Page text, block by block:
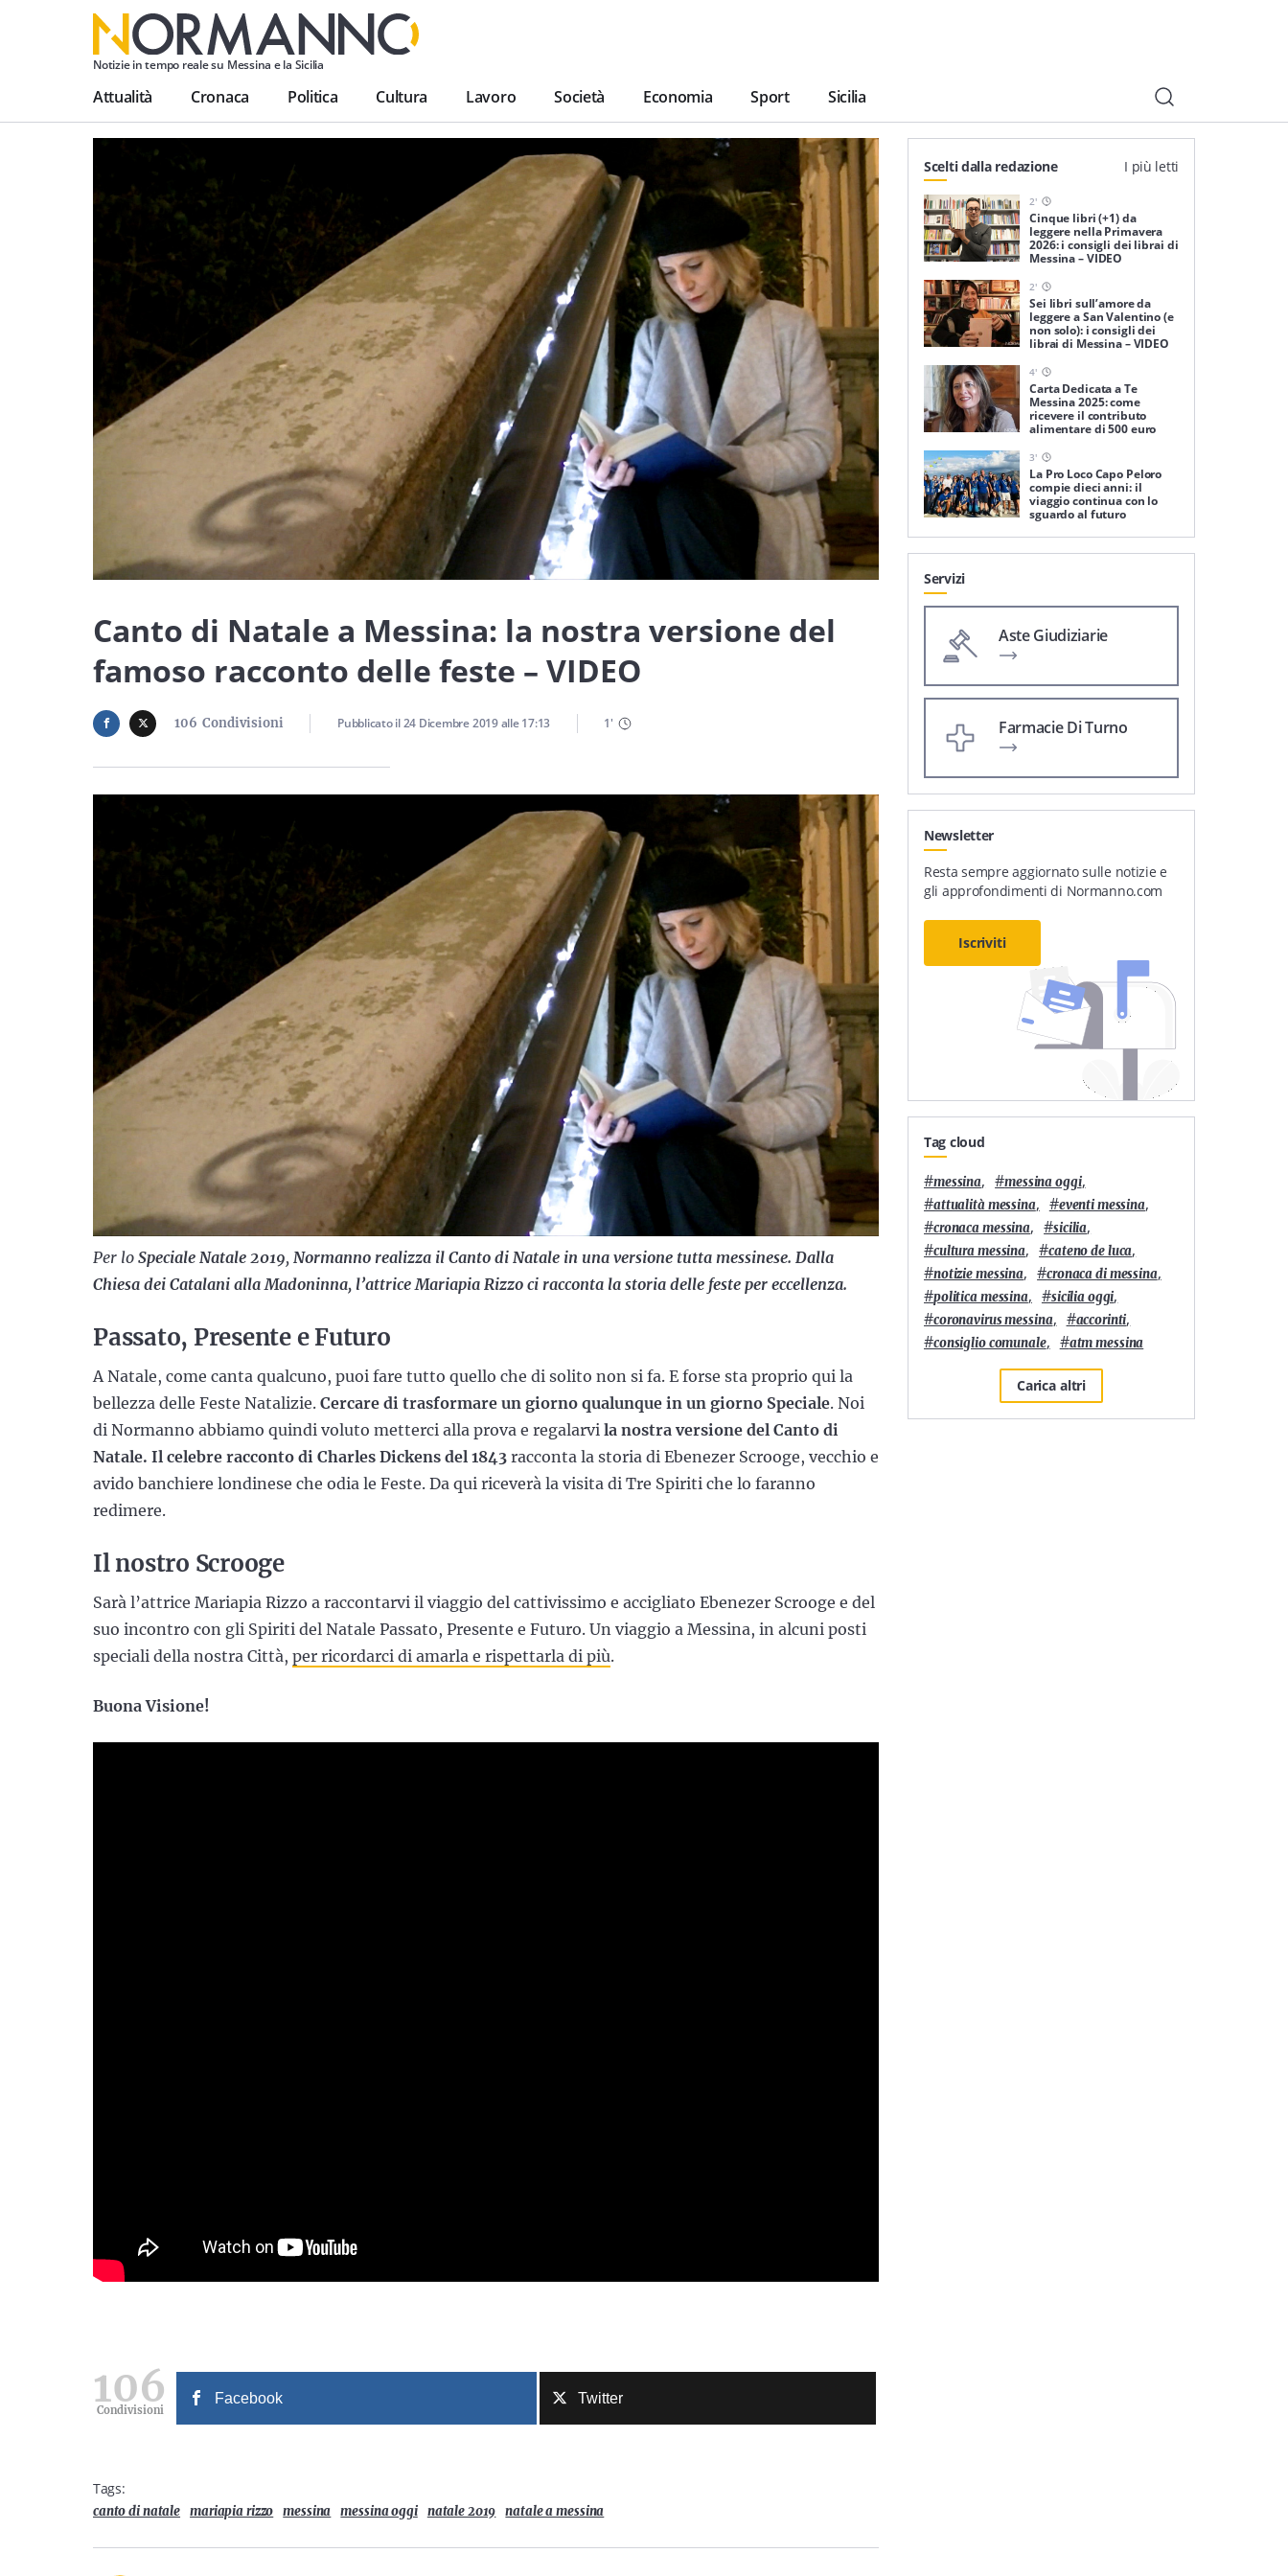
Notizie in tempo reale su Messina e la Sicilia
Attualità Cronaca Politica Cultura Lavoro Società Economia Sport Sicilia
Canto di Natale a Messina: la nostra versione del
famoso racconto delle feste – VIDEO
106 Condivisioni Pubblicato il24 Dicembre 2019alle17:13 1'
Per lo Speciale Natale 2019, Normanno realizza il Canto di Natale in una versione tutta messinese. Dalla
Chiesa dei Catalani alla Madoninna, l’attrice Mariapia Rizzo ci racconta la storia delle feste per eccellenza.
Passato, Presente e Futuro
A Natale, come canta qualcuno, puoi fare tutto quello che di solito non si fa. E forse sta proprio qui la
bellezza delle Feste Natalizie. Cercare di trasformare un giorno qualunque in un giorno Speciale. Noi
di Normanno abbiamo quindi voluto metterci alla prova e regalarvi la nostra versione del Canto di
Natale. Il celebre racconto di Charles Dickens del 1843 racconta la storia di Ebenezer Scrooge, vecchio e
avido banchiere londinese che odia le Feste. Da qui riceverà la visita di Tre Spiriti che lo faranno
redimere.
Il nostro Scrooge
Sarà l’attrice Mariapia Rizzo a raccontarvi il viaggio del cattivissimo e accigliato Ebenezer Scrooge e del
suo incontro con gli Spiriti del Natale Passato, Presente e Futuro. Un viaggio a Messina, in alcuni posti
speciali della nostra Città, per ricordarci di amarla e rispettarla di più.
Buona Visione!
106
Condivisioni
Facebook Twitter
Tags:
canto di natale mariapia rizzo messina messina oggi natale 2019 natale a messina
Scelti dalla redazione I più letti
2'
Cinque libri (+1) da
leggere nella Primavera
2026: i consigli dei librai di
Messina – VIDEO
2'
Sei libri sull’amore da
leggere a San Valentino (e
non solo): i consigli dei
librai di Messina – VIDEO
4'
Carta Dedicata a Te
Messina 2025: come
ricevere il contributo
alimentare di 500 euro
3'
La Pro Loco Capo Peloro
compie dieci anni: il
viaggio continua con lo
sguardo al futuro
Servizi
Aste Giudiziarie
Farmacie Di Turno
Newsletter
Resta sempre aggiornato sulle notizie e
gli approfondimenti di Normanno.com
Iscriviti
Tag cloud
#messina, #messina oggi,
#attualità messina, #eventi messina,
#cronaca messina, #sicilia,
#cultura messina, #cateno de luca,
#notizie messina, #cronaca di messina,
#politica messina, #sicilia oggi,
#coronavirus messina, #accorinti,
#consiglio comunale, #atm messina
Carica altri